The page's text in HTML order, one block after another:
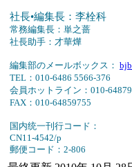
社長•編集長：李栓科
常務編集長：単之蔷
社長助手：才華燁
編集部のメールボックス：
TEL：010-6486 5566-376
会員ホットライン：010-
FAX：010-64859755
国内统一刊行コード：
CN11-4542/p
郵便コード：2-806